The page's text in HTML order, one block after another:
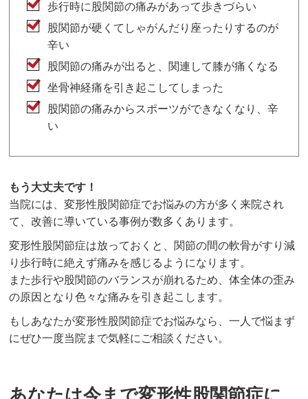
歩行時に股関節の痛みがあって歩きづらい
股関節が硬くてしゃがんだり座ったりするのが
辛い
股関節の痛みが出ると、関連して膝が痛くなる
坐骨神経痛を引き起こしてしまった
股関節の痛みからスポーツができなくなり、辛
い
もう大丈夫です！
当院には、変形性股関節症でお悩みの方が多く来院され
て、改善に導いている事例が数多くあります。
変形性股関節症は放っておくと、関節の間の軟骨がすり減
り歩行時に絶えず痛みを感じるようになります。
また歩行や股関節のバランスが崩れるため、体全体の歪み
の原因となり色々な痛みを引き起こします。
もしあなたが変形性股関節症でお悩みなら、一人で悩まず
にぜひ一度当院まで気軽にご相談ください。